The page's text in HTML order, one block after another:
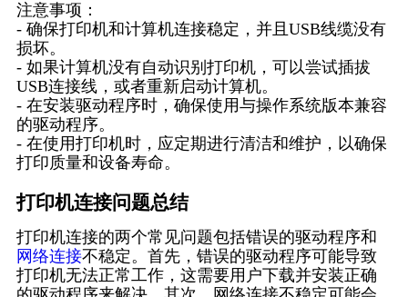
注意事项：
- 确保打印机和计算机连接稳定，并且USB线缆没有
损坏。
- 如果计算机没有自动识别打印机，可以尝试插拔
USB连接线，或者重新启动计算机。
- 在安装驱动程序时，确保使用与操作系统版本兼容
的驱动程序。
- 在使用打印机时，应定期进行清洁和维护，以确保
打印质量和设备寿命。
打印机连接问题总结
打印机连接的两个常见问题包括错误的驱动程序和
网络连接不稳定。首先，错误的驱动程序可能导致
打印机无法正常工作，这需要用户下载并安装正确